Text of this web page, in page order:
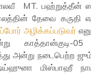
MT. பஹ்றுத்தீன்
தேவை கருதி
அழிக்கப்படுவர்
காத்தான்குடி-
அன்று நடைபெற்ற
மிஸ்பாஹீ